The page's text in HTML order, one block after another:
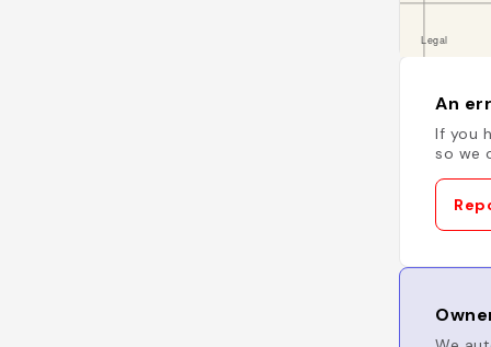
An
If you
so we